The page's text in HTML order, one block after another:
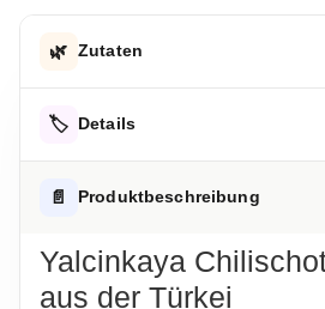
🌿 Zutaten
übernommen. Bitte prüfen Sie die Angaben auf
Produktverpackung; nur diese sind verbindlich.
🏷️ Details
ALLERGENHINWEISE
AUFBEWAHRUNGSHINWEIS
Kühl und trocken lagern.
📄 Produktbeschreibung
Yalcinkaya
aus der Türkei